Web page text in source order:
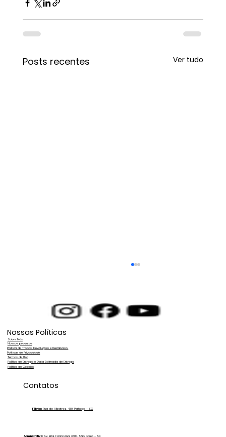
Posts recentes Ver tudo
Purificação de água para indústria:
Nossas Políticas
Nossos produtos
Sobre Nós
Política de Trocas, Devoluções e Reembolso.
Políticas de Privacidade
Política de Entrega e Data Estimada de Entrega
Política de Cookies
Termos de Uso
Contatos
Fábrica:Rua do Albatroz, 430. Palhoça - SC
Administrativo:Av. Brig. Faria Lima, 3400, São Paulo - SP.